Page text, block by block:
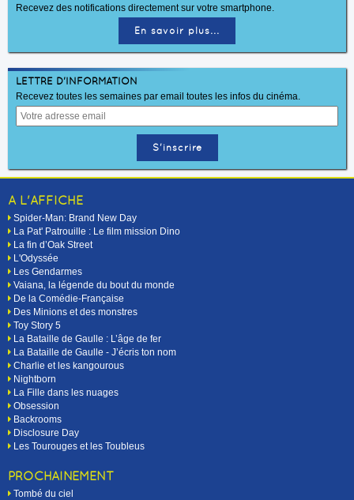
Recevez des notifications directement sur votre smartphone.
En savoir plus...
LETTRE D'INFORMATION
Recevez toutes les semaines par email toutes les infos du cinéma.
A L'AFFICHE
Spider-Man: Brand New Day
La Pat' Patrouille : Le film mission Dino
La fin d’Oak Street
L'Odyssée
Les Gendarmes
Vaiana, la légende du bout du monde
De la Comédie-Française
Des Minions et des monstres
Toy Story 5
La Bataille de Gaulle : L’âge de fer
La Bataille de Gaulle - J’écris ton nom
Charlie et les kangourous
Nightborn
La Fille dans les nuages
Obsession
Backrooms
Disclosure Day
Les Tourouges et les Toubleus
PROCHAINEMENT
Tombé du ciel